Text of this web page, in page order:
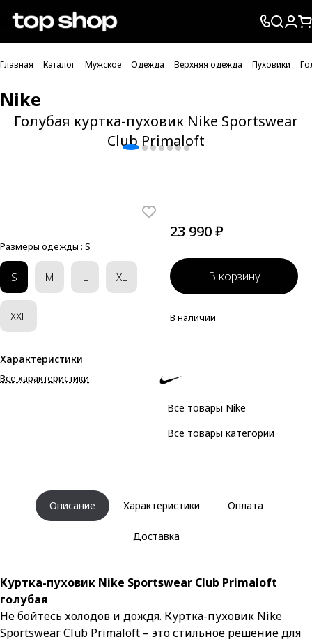
Проверка хлебных крошек
Главная Каталог Мужское Одежда Верхняя одежда Пуховики
Nike
Голубая куртка-пуховик Nike Sportswear
Club Primaloft
Размеры одежды : S
S M L XL
XXL
Характеристики
Все характеристики
23 990 ₽
В корзину
В наличии
Все товары Nike
Все товары категории
Описание Характеристики Оплата
Доставка
Куртка-пуховик Nike Sportswear Club Primaloft
голубая
Не бойтесь холодов и дождя. Куртка-пуховик Nike
Sportswear Club Primaloft – это стильное решение для